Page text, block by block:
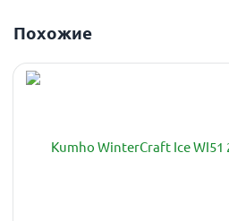
Похожие